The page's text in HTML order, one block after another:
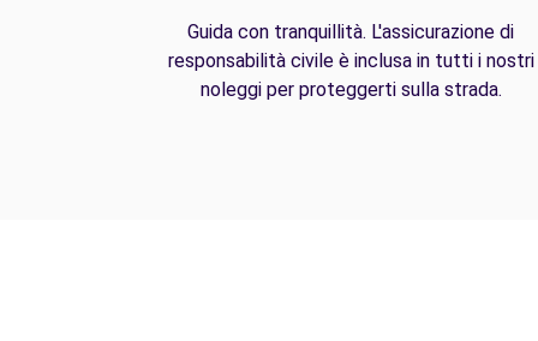
Guida con tranquillità. L'assicurazione di
responsabilità civile è inclusa in tutti i nostri
noleggi per proteggerti sulla strada.